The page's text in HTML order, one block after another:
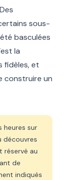
sous-
basculées
la
fidèles, et
construire un
heures sur
découvres
réservé au
de
indiqués